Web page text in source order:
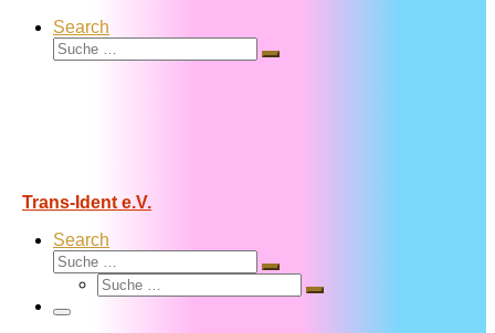
Search
Suche
Suche
Trans-Ident e.V.
Search
Suche
Suche
Suche
Suche
Menü